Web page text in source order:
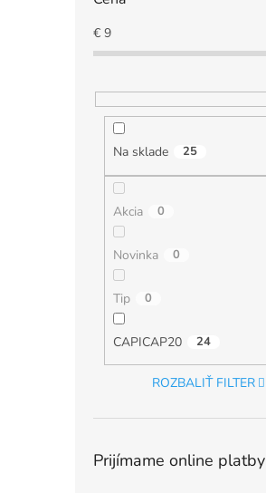
€ 9
Na sklade 25
Akcia 0
Novinka 0
Tip 0
CAPICAP20 24
ROZBALIŤ FILTER
Prijímame online platby